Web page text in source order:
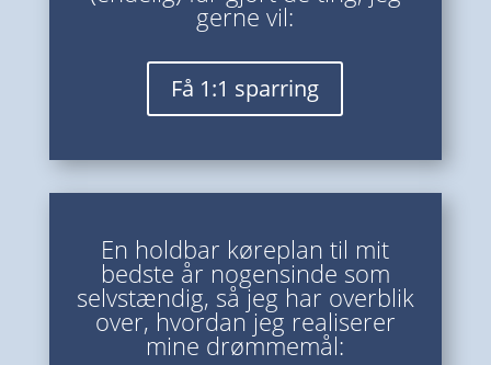
gerne vil:
Få 1:1 sparring
En holdbar køreplan til mit
bedste år nogensinde som
selvstændig, så jeg har overblik
over, hvordan jeg realiserer
mine drømmemål: